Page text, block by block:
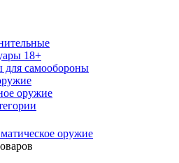
18+
для самообороны
оружие
оружие